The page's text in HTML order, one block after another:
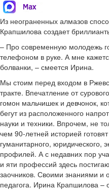
Из неограненных алмазов
Крапшилова создает
– Про современную молодежь
телефоном в руке. А мне
болванки, – смеется Ирина.
Мы стоим перед входом в
тракте. Впечатление от
гомон мальчишек и девчонок,
бегут из расположенного
науки и техники. Впрочем, не
чем 90-летней историей
гуманитарного, юридического,
профилей. А с недавних пор
и яти профессий здесь
заочников. Своими знаниями и
педагога. Ирина Крапшилова –